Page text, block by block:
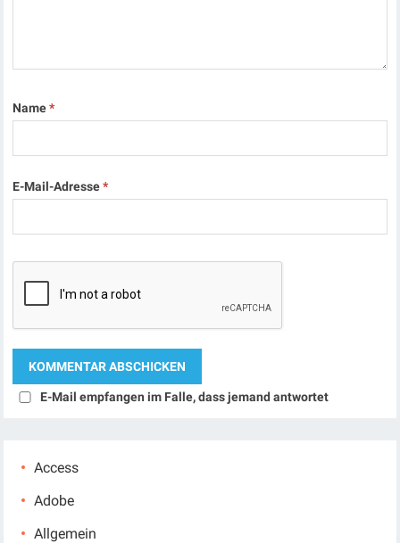
Name*
E-Mail-Adresse*
E-Mail empfangen im Falle, dass jemand antwortet
Access
Adobe
Allgemein